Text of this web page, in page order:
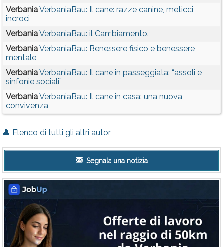
VerbaniaVerbaniaBau: Il cane: razze canine, meticci,
incroci
VerbaniaVerbaniaBau: il Cambiamento.
VerbaniaVerbaniaBau: Benessere fisico e benessere
mentale
VerbaniaVerbaniaBau: Il cane in passeggiata: “assoli e
sinfonie sociali”
VerbaniaVerbaniaBau: Il cane in casa: una nuova
convivenza
👤 Elenco di tutti gli altri autori
Segnala una notizia